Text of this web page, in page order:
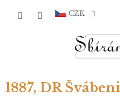
CZK
1887, DR